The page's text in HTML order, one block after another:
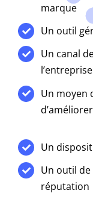
marque
Un outil
Un canal
Un moyen
Un
Un outil
réputation